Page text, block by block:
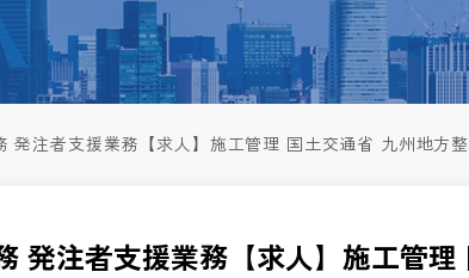
発注者支援業務【求人】施工管理 国土交通省 九州地方
発注者支援業務【求人】施工管